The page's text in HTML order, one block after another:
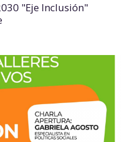
"Eje Inclusión"